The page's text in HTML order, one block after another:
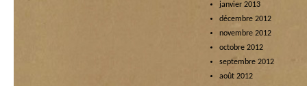
janvier 2013
décembre 2012
novembre 2012
octobre 2012
septembre 2012
août 2012